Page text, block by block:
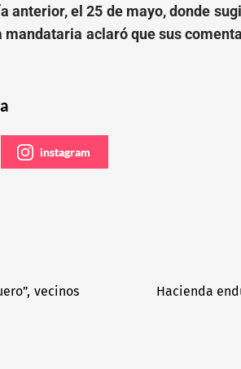
anterior, el 25 de mayo, donde
mandataria aclaró que sus
instagram
vecinos Hacienda